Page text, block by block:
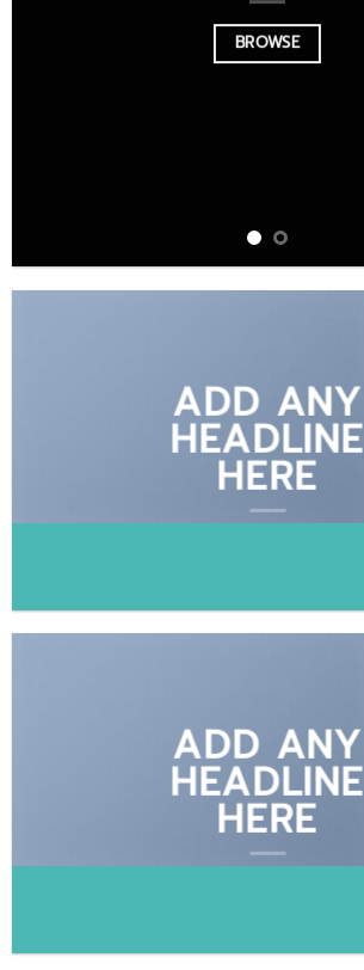
BROWSE
ADD ANY
HEADLINE
HERE
ADD ANY
HEADLINE
HERE